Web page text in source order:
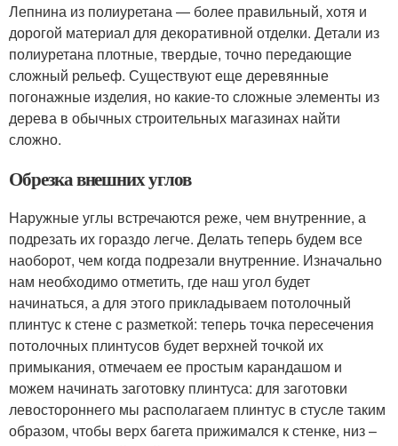
Лепнина из полиуретана — более правильный, хотя и
дорогой материал для декоративной отделки. Детали из
полиуретана плотные, твердые, точно передающие
сложный рельеф. Существуют еще деревянные
погонажные изделия, но какие-то сложные элементы из
дерева в обычных строительных магазинах найти
сложно.
Обрезка внешних углов
Наружные углы встречаются реже, чем внутренние, а
подрезать их гораздо легче. Делать теперь будем все
наоборот, чем когда подрезали внутренние. Изначально
нам необходимо отметить, где наш угол будет
начинаться, а для этого прикладываем потолочный
плинтус к стене с разметкой: теперь точка пересечения
потолочных плинтусов будет верхней точкой их
примыкания, отмечаем ее простым карандашом и
можем начинать заготовку плинтуса: для заготовки
левостороннего мы располагаем плинтус в стусле таким
образом, чтобы верх багета прижимался к стенке, низ –